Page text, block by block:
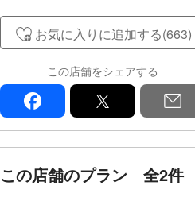
お気に入りに追加する(663)
この店舗をシェアする
facebook
この店舗のプラン 全2件